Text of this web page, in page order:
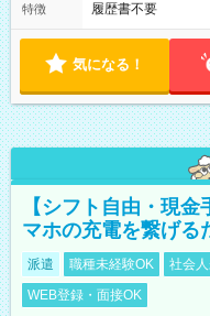
特徴 履歴書不要
気になる！
【シフト自由・現
マホの充電を繋げる
派遣 職種未経験OK 社会
WEB登録・面接OK